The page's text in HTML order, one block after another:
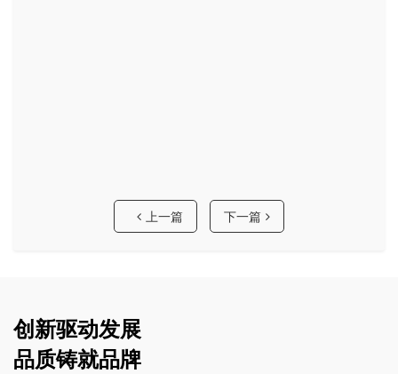
上一篇 下一篇
创新驱动发展
品质铸就品牌